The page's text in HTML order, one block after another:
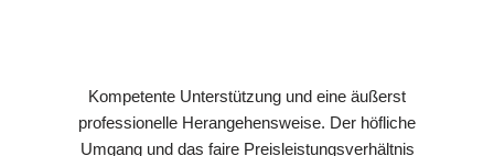
Kompetente Unterstützung und eine äußerst
professionelle Herangehensweise. Der höfliche
Umgang und das faire Preisleistungsverhältnis